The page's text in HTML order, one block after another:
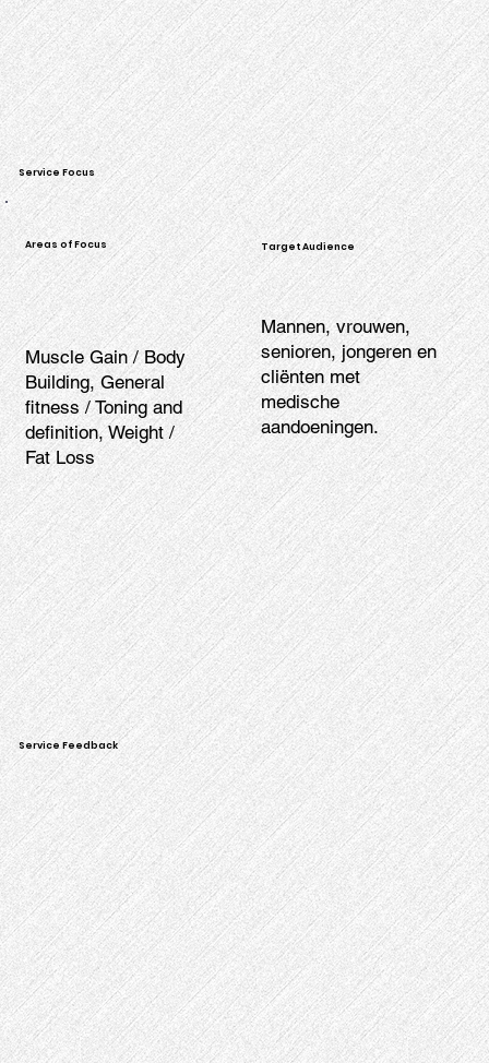
Service Feedback
Service Focus
Areas of Focus
Muscle Gain / Body
Building, General
fitness / Toning and
definition, Weight /
Fat Loss
Target Audience
Mannen, vrouwen,
senioren, jongeren en
cliënten met
medische
aandoeningen.